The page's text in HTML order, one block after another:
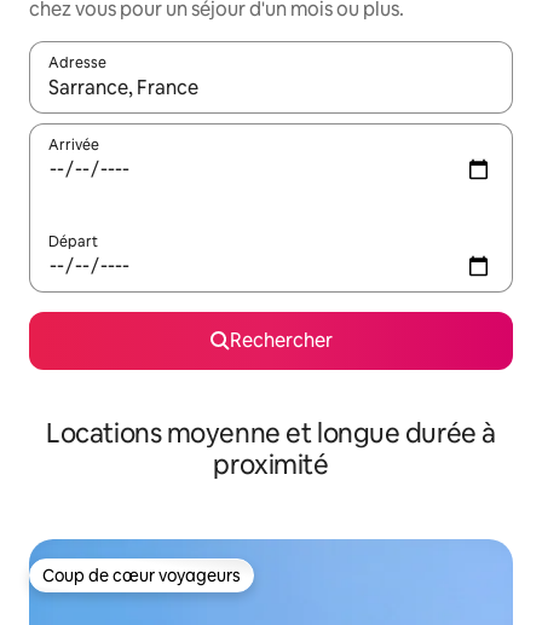
chez vous pour un séjour d'un mois ou plus.
Adresse
Lorsque les résultats s'affichent, utilisez les flèches vers le
Arrivée
Départ
Rechercher
Locations moyenne et longue durée à
proximité
Coup de cœur voyageurs
Coup de cœur voyageurs